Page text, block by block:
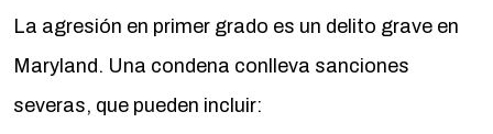
La agresión en primer grado es un delito grave en
Maryland. Una condena conlleva sanciones
severas, que pueden incluir: